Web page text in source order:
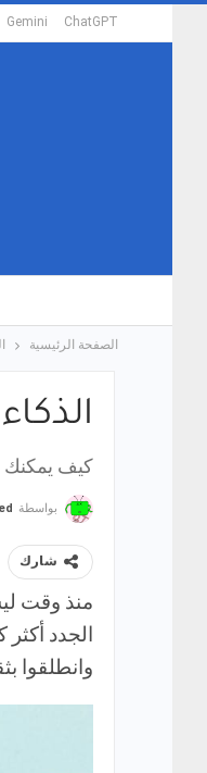
ChatGPT
Gemini
الصفحة الرئيسية
كيف يمكنك
بواسطة
شارك
منذ وقت
الجدد
وانطلقوا